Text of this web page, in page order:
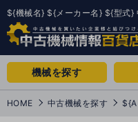
${機械名} ${メーカー名} ${型式
機械を探す
HOME 中古機械を探す